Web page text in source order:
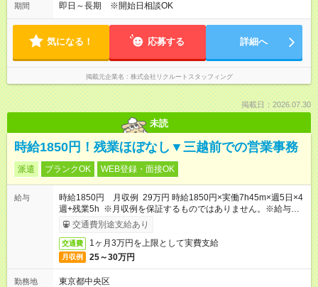
期間 即日～長期 ※開始日相談OK
気になる！ 応募する 詳細へ
掲載元企業名 株式会社リクルートスタッフィング
掲載日：2026.07.30
未読
時給1850円！残業ほぼなし▼三越前での営業事務
派遣 ブランクOK WEB登録・面接OK
給与
時給1850円 月収例 29万円 時給1850円×実働7h45m×週5日×4
週+残業5h ※月収例を保証するものではありません。※給与即受
取りサービス利用可（利用条件有）
交通費別途支給あり
交通費 1ヶ月3万円を上限として実費支給
月収例 25～30万円
勤務地
東京都中央区